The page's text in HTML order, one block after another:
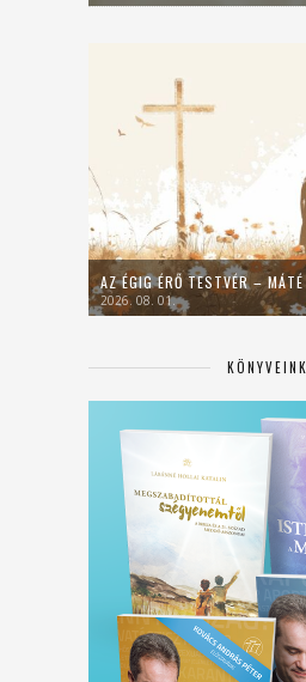
AZ ÉGIG ÉRŐ TESTVÉR – MÁTÉ
2026. 08. 01.
KÖNYVEINK